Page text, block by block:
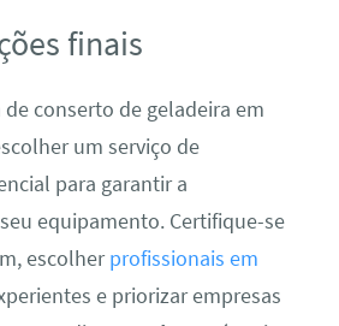
finais
conserto de geladeira em
um serviço de
para garantir a
equipamento. Certifique-se
escolherprofissionais em
e priorizar empresas